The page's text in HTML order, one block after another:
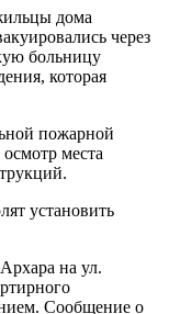
дома
через
больницу
которая
пожарной
места
установить
на ул.
Сообщение о